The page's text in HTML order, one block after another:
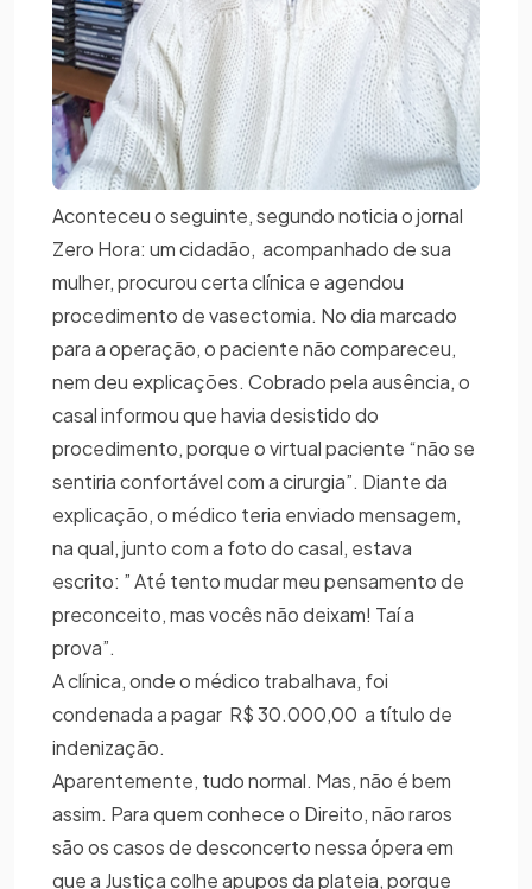
Aconteceu o seguinte, segundo noticia o jornal
Zero Hora: um cidadão, acompanhado de sua
mulher, procurou certa clínica e agendou
procedimento de vasectomia. No dia marcado
para a operação, o paciente não compareceu,
nem deu explicações. Cobrado pela ausência, o
casal informou que havia desistido do
procedimento, porque o virtual paciente “não se
sentiria confortável com a cirurgia”. Diante da
explicação, o médico teria enviado mensagem,
na qual, junto com a foto do casal, estava
escrito: ” Até tento mudar meu pensamento de
preconceito, mas vocês não deixam! Taí a
prova”.
A clínica, onde o médico trabalhava, foi
condenada a pagar R$ 30.000,00 a título de
indenização.
Aparentemente, tudo normal. Mas, não é bem
assim. Para quem conhece o Direito, não raros
são os casos de desconcerto nessa ópera em
que a Justiça colhe apupos da plateia, porque